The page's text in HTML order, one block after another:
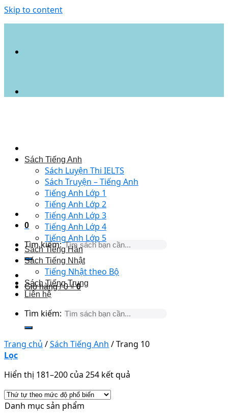
Skip to content
0
Tìm kiếm:
Giỏ hàng /0₫ 0
Sách Tiếng Anh
Sách Luyện Thi IELTS
Sách Truyện – Tiếng Anh
Tiếng Anh Lớp 1
Tiếng Anh Lớp 2
Tiếng Anh Lớp 3
Tiếng Anh Lớp 4
Tiếng Anh Lớp 5
Sách Tiếng Hàn
Sách Tiếng Nhật
Tiếng Nhật theo Bộ
Sách Tiếng Trung
Liên hệ
Tìm kiếm:
Trang chủ /Sách Tiếng Anh /Trang 10
Lọc
Hiển thị 181–200 của 254 kết quả
Danh mục sản phẩm